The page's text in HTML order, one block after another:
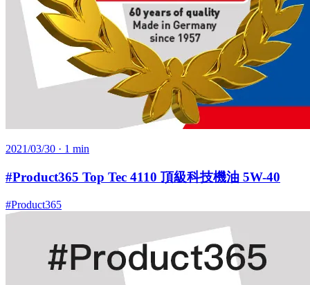
2021/03/30 · 1 min
#Product365 Top Tec 4110 頂級科技機油 5W-40
#Product365